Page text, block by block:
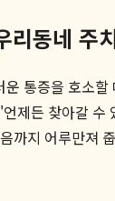
리동네 주
통증을 호소
제든 찾아갈
까지 어루만져